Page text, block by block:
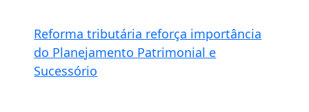
Reforma tributária reforça importância
do Planejamento Patrimonial e
Sucessório